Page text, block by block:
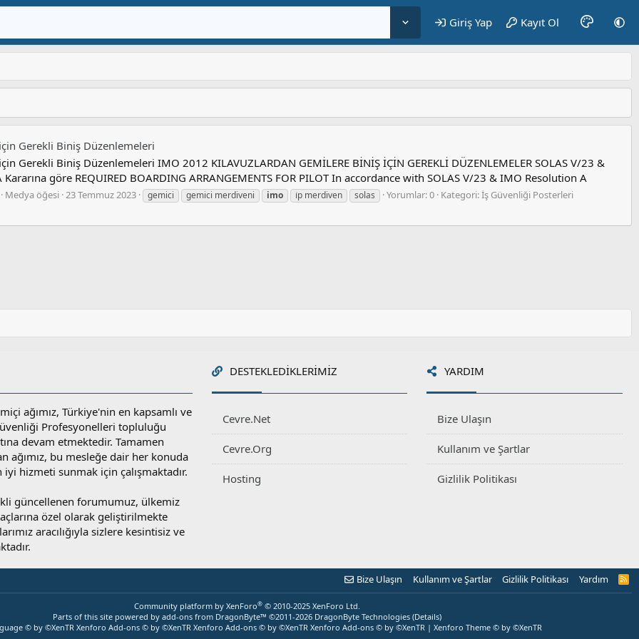
Giriş Yap Kayıt Ol
Gerekli Biniş Düzenlemeleri
Gerekli Biniş Düzenlemeleri IMO 2012 KILAVUZLARDAN GEMİLERE BİNİŞ İÇİN GEREKLİ DÜZENLEMELER SOLAS V/23 &
Kararına göre REQUIRED BOARDING ARRANGEMENTS FOR PILOT In accordance with SOLAS V/23 & IMO Resolution A
Medya öğesi 23 Temmuz 2023 gemici gemici merdiveni imo i̇p merdiven solas Yorumlar: 0 Kategori: İş Güvenliği Posterleri
ağımız, Türkiye'nin en kapsamlı ve
Profesyonelleri topluluğu
devam etmektedir. Tamamen
ağımız, bu mesleğe dair her konuda
iyi hizmeti sunmak için çalışmaktadır.
güncellenen forumumuz, ülkemiz
özel olarak geliştirilmekte
aracılığıyla sizlere kesintisiz ve
DESTEKLEDIKLERIMIZ
Cevre.Net
Cevre.Org
Hosting
YARDIM
Bize Ulaşın
Kullanım ve Şartlar
Gizlilik Politikası
Bize Ulaşın Kullanım ve Şartlar Gizlilik Politikası Yardım
R
Community platform by XenForo® © 2010-2025 XenForo Ltd.
Parts of this site powered by add-ons from DragonByte™ ©2011-2026 DragonByte Technologies (Details)
© by ©XenTR Xenforo Add-ons © by ©XenTR Xenforo Add-ons © by ©XenTR Xenforo Add-ons © by ©XenTR | Xenforo Theme © by ©XenTR